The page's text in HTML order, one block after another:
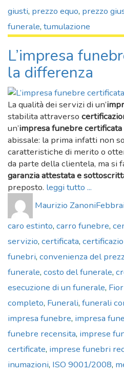
giusti, prezzo equo, prezzo
funerale, tumulazione
L’impresa
la differenza
La qualità dei servizi di un’
stabilita attraverso
un’impresa funebre certificata
abissale: la prima infatti non
caratteristiche di merito o
da parte della clientela, ma si
garanzia attestata e
preposto. leggi tutto ...
Maurizio Zanonion
caro estinto, carro funebre,
servizio, certificata,
funebri, convenienza del
funerale, costo del funerale,
esecuzione di un funerale,
completo, Funerali, funerali
impresa funebre, impresa
funebre recensita, imprese
certificate, imprese funebri
inumazioni, ISO 9001/2008,